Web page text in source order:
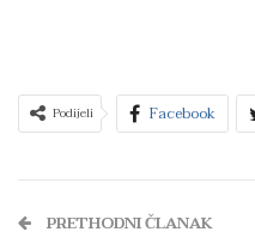
Podijeli Facebook
PRETHODNI ČLANAK